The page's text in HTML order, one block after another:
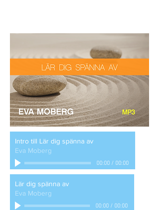
Intro till Lär dig spänna av
Eva Moberg
00:00/ 00:00
Lär dig spänna av
Eva Moberg
00:00/ 00:00